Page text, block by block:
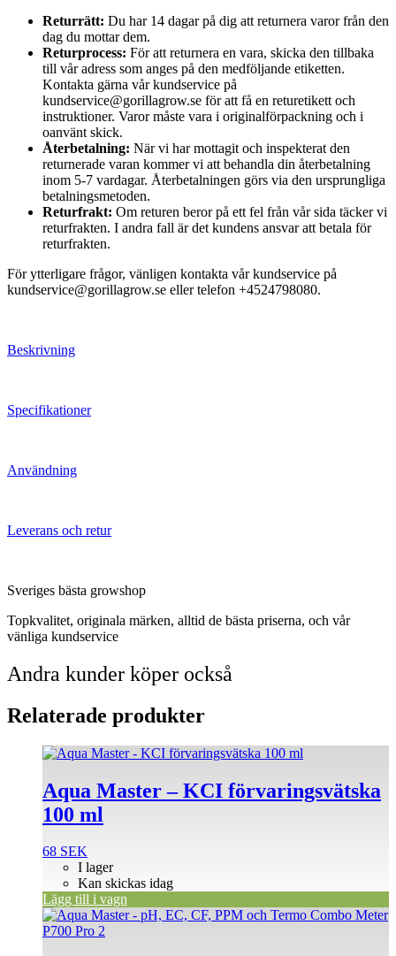
Returrätt: Du har 14 dagar på dig att returnera varor från den
dag du mottar dem.
Returprocess: För att returnera en vara, skicka den tillbaka
till vår adress som anges på den medföljande etiketten.
Kontakta gärna vår kundservice på
kundservice@gorillagrow.se för att få en returetikett och
instruktioner. Varor måste vara i originalförpackning och i
oanvänt skick.
Återbetalning: När vi har mottagit och inspekterat den
returnerade varan kommer vi att behandla din återbetalning
inom 5-7 vardagar. Återbetalningen görs via den ursprungliga
betalningsmetoden.
Returfrakt: Om returen beror på ett fel från vår sida täcker vi
returfrakten. I andra fall är det kundens ansvar att betala för
returfrakten.
För ytterligare frågor, vänligen kontakta vår kundservice på
kundservice@gorillagrow.se eller telefon +4524798080.
Beskrivning
Specifikationer
Användning
Leverans och retur
Sveriges bästa growshop
Topkvalitet, originala märken, alltid de bästa priserna, och vår
vänliga kundservice
Andra kunder köper också
Relaterade produkter
Aqua Master – KCI förvaringsvätska
100 ml
68 SEK
I lager
Kan skickas idag
Lägg till i vagn